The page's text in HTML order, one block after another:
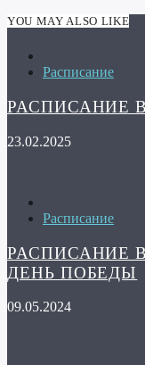
YOU MAY ALSO LIKE
Расписание
РАСПИСАНИЕ
23.02.2025
Расписание
РАСПИСАНИЕ
ДЕНЬ ПОБЕДЫ
09.05.2024